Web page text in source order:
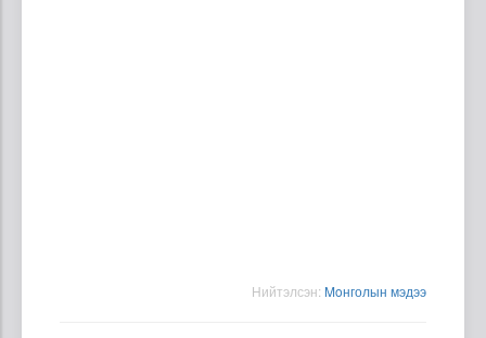
Нийтэлсэн: Moнголын мэдээ